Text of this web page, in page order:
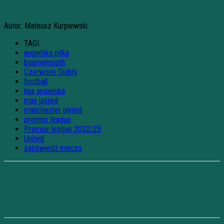
Autor: Mateusz Kurpiewski
TAGI
angielska piłka
bournemouth
Czerwone Diabły
football
liga angielska
man united
manchester united
premier league
Premier league 2022/23
United
zapowiedź meczu